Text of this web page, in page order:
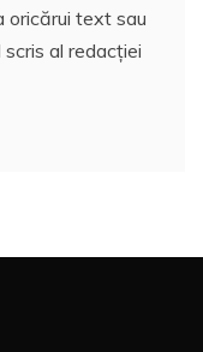
oricărui text sau
al redacției